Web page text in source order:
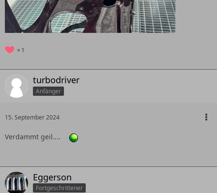
1
turbodriver
Anfänger
15. September 2024
Verdammt geil....
Eggerson
Fortgeschrittener